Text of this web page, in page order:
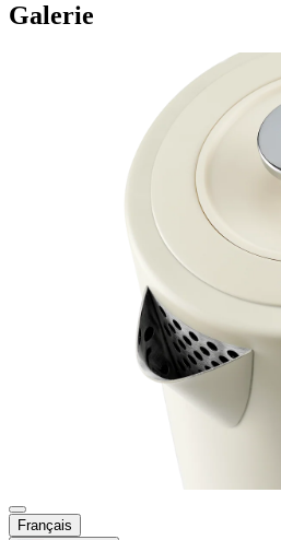
Galerie
Français